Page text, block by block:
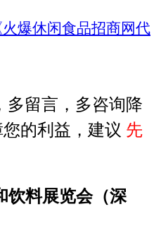
爆休闲食品招商网代
多留言，多咨询降
的利益，建议 先
饮料展览会（深